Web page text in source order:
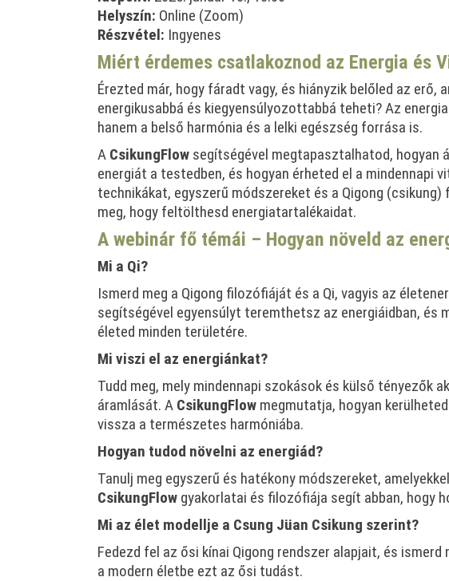
Helyszín: Online (Zoom)
Részvétel: Ingyenes
Miért érdemes csatlakoznod az Energia és
Érezted már, hogy fáradt vagy, és hiányzik belőled az erő,
energikusabbá és kiegyensúlyozottabbá teheti? Az
hanem a belső harmónia és a lelki egészség forrása is.
A CsikungFlow segítségével megtapasztalhatod, hogyan
energiát a testedben, és hogyan érheted el a mindennapi
technikákat, egyszerű módszereket és a Qigong
meg, hogy feltölthesd energiatartalékaidat.
A webinár fő témái – Hogyan növeld az
Mi a Qi?
Ismerd meg a Qigong filozófiáját és a Qi, vagyis az
segítségével egyensúlyt teremthetsz az energiáidban, és
életed minden területére.
Mi viszi el az energiánkat?
Tudd meg, mely mindennapi szokások és külső tényezők
áramlását. A CsikungFlow megmutatja, hogyan
vissza a természetes harmóniába.
Hogyan tudod növelni az energiád?
Tanulj meg egyszerű és hatékony módszereket,
CsikungFlow gyakorlatai és filozófiája segít abban, hogy
Mi az élet modellje a Csung Jüan Csikung szerint?
Fedezd fel az ősi kínai Qigong rendszer alapjait, és ismerd
a modern életbe ezt az ősi tudást.